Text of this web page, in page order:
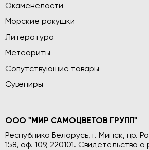
Окаменелости
Морские ракушки
Литература
Метеориты
Сопутствующие товары
Сувениры
ООО "МИР САМОЦВЕТОВ ГРУПП"
Республика Беларусь, г. Минск, пр.
158, оф. 109, 220101. Свидетельство